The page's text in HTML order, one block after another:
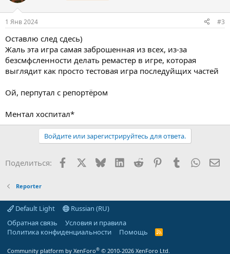
1 Янв 2024 #3
Оставлю след сдесь)
Жаль эта игра самая заброшенная из всех, из-за
безсмфсленности делать ремастер в игре, которая
выглядит как просто тестовая игра последуйщих частей
Ой, перпутал с репортёром
Ментал хоспитал*
Войдите или зарегистрируйтесь для ответа.
Поделиться: FacebookX (Twitter)
BlueskyLinkedIn
Reddit PinterestTumblr
Reporter
Default Light
Russian (RU)
Обратная связь
Условия и правила
Политика конфиденциальности
Помощь
R
Community platform by XenForo® © 2010-2026 XenForo Ltd.